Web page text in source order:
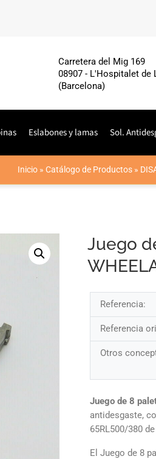
Carretera del Mig 169
08907 - L'Hospitalet de
(Barcelona)
Eslabones y lamas Sol.
Inicio » Catálogo de Productos »
Juego
Referencia:
Referencia
Otros
Juego de 8
antidesgaste,
65RL500/380
El Juego de 8